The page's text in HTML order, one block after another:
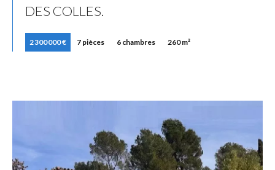
DES COLLES.
2 300 000 € 7 pièces 6 chambres 260 m²